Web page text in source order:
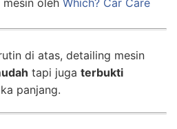
mesin oleh Which? Car Care
di atas, detailing mesin
tapi juga terbukti
panjang.